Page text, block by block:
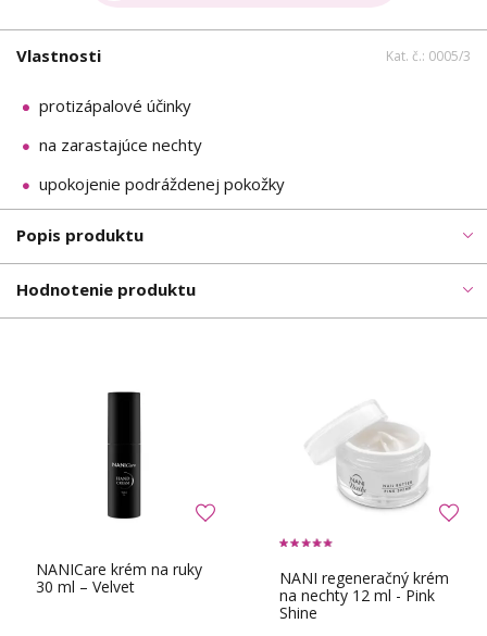
Vlastnosti Kat. č.: 0005/3
protizápalové účinky
na zarastajúce nechty
upokojenie podráždenej pokožky
Popis produktu
Hodnotenie produktu
NANICare krém na ruky
30 ml – Velvet
NANI regeneračný krém
na nechty 12 ml - Pink
Shine